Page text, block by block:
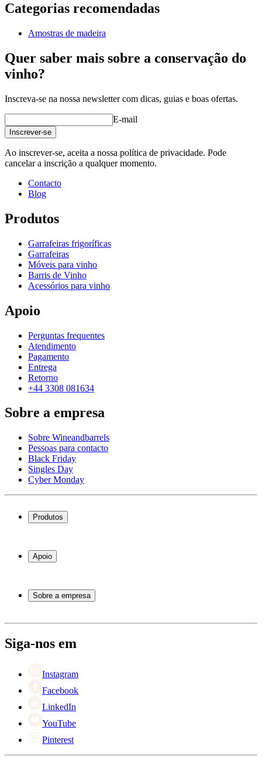
Número do produtoSPINESAMPLE
Geral
Fabricante
Caverack
acabamento Pinheiro
Altura (cm)10
Largura (cm)10
profundidade (cm)1.5
Peso (kg)
Categorias recomendadas
Amostras de madeira
Quer saber mais sobre a conservação do
vinho?
Inscreva-se na nossa newsletter com dicas, guias e boas ofertas.
E-mail
Inscrever-se
Ao inscrever-se, aceita a nossa política de privacidade. Pode
cancelar a inscrição a qualquer momento.
Contacto
Blog
Produtos
Garrafeiras frigoríficas
Garrafeiras
Móveis para vinho
Barris de Vinho
Acessórios para vinho
Apoio
Perguntas frequentes
Atendimento
Pagamento
Entrega
Retorno
+44 3308 081634
Sobre a empresa
Sobre Wineandbarrels
Pessoas para contacto
Black Friday
Singles Day
Cyber Monday
Produtos
Garrafeiras
Móveis para vinho
Apoio
Atendimento
Pagamento
Retorno
Sobre a empresa
Black Friday
Singles Day
Siga-nos em
Instagram
Facebook
LinkedIn
YouTube
Pinterest